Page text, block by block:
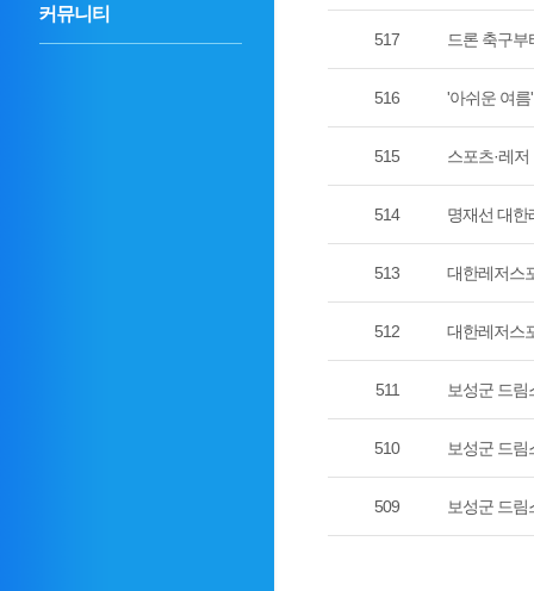
커뮤니티
517 드론 축구부
516 '아쉬운 여
515 스포츠·레
514 명재선 대
513 대한레저스
512 대한레저스
511 보성군 드
510 보성군 드
509 보성군 드